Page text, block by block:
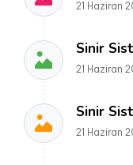
21 Haziran
Sinir
21 Haziran
Sinir
21 Haziran